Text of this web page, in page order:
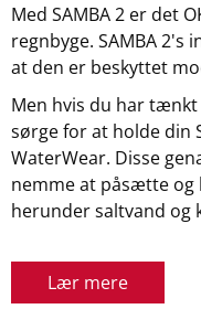
Med SAMBA 2 er det
regnbyge. SAMBA 2's
at den er beskyttet
Men hvis du har tænkt
sørge for at holde din
WaterWear. Disse
nemme at påsætte og
herunder saltvand og
Lær mere